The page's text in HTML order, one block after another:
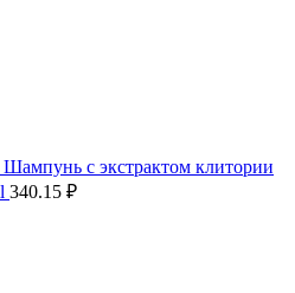
Шампунь с экстрактом клитории
340.15 ₽